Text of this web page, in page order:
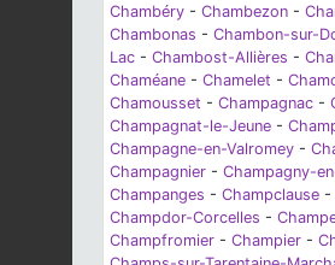
Chambéry - Chambezon -
Chambonas - Chambon-sur-
Lac - Chambost-Allières -
Chaméane - Chamelet -
Chamousset - Champagnac -
Champagnat-le-Jeune -
Champagne-en-Valromey -
Champagnier - Champagny-
Champanges - Champclause -
Champdor-Corcelles -
Champfromier - Champier -